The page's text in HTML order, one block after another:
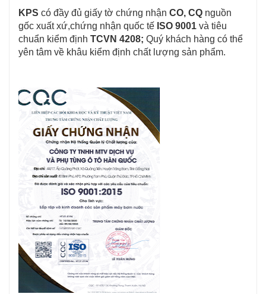
KPS có đầy đủ giấy tờ chứng nhận CO, CQ nguồn
gốc xuất xứ,chứng nhận quốc tế ISO 9001 và tiêu
chuẩn kiểm định TCVN 4208; Quý khách hàng có thể
yên tâm về khâu kiểm định chất lượng sản phẩm.